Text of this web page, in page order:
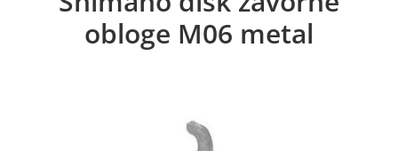
obloge M06 metal